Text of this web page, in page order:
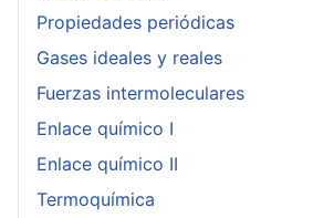
Propiedades periódicas
Gases ideales y reales
Fuerzas intermoleculares
Enlace químico I
Enlace químico II
Termoquímica